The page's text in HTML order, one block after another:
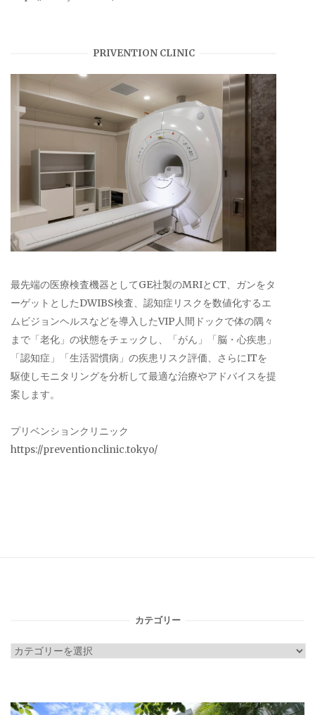
PRIVENTION CLINIC
最先端の医療検査機器としてGE社製のMRIとCT、ガンをタ
ーゲットとしたDWIBS検査、認知症リスクを数値化するエ
ムビジョンヘルスなどを導入したVIP人間ドックで体の隅々
まで「老化」の状態をチェックし、「がん」「脳・心疾患」
「認知症」「生活習慣病」の疾患リスク評価、さらにITを
駆使しモニタリングを分析して最適な治療やアドバイスを提
案します。
プリベンションクリニック
https://preventionclinic.tokyo/
カテゴリー
カ
リ